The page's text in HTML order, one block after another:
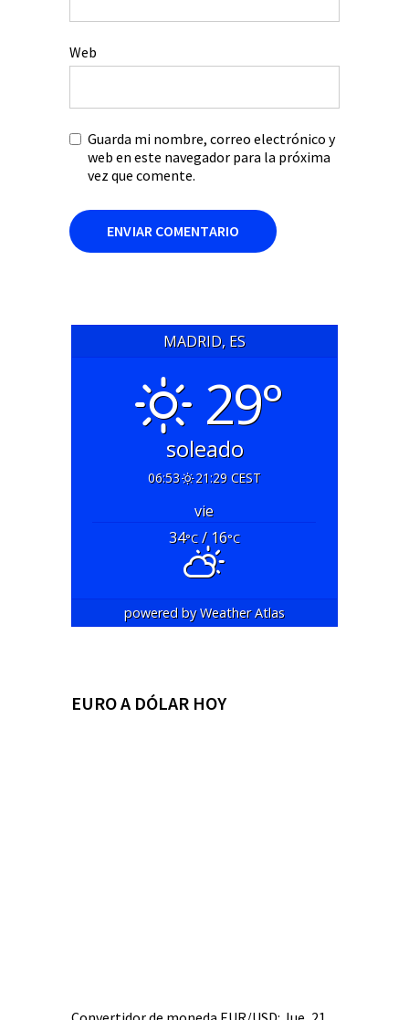
Web
Guarda mi nombre, correo electrónico y
web en este navegador para la próxima
vez que comente.
MADRID, ES
29°
soleado
06:53 21:29 CEST
vie
34°C/ 16°C
powered byWeather Atlas
EURO A DÓLAR HOY